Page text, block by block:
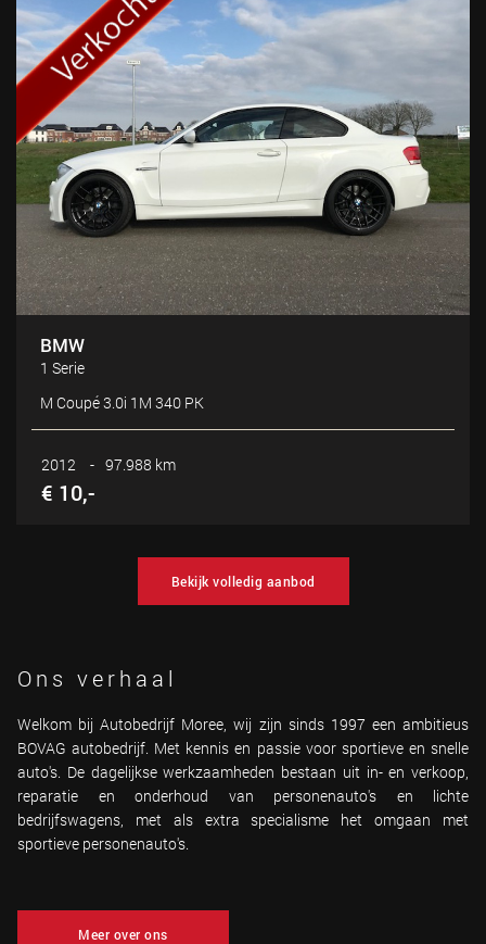
BMW
1 Serie
M Coupé 3.0i 1M 340 PK
2012 - 97.988 km
€ 10,-
Bekijk volledig aanbod
Ons verhaal
Welkom bij Autobedrijf Moree, wij zijn sinds 1997 een ambitieus
BOVAG autobedrijf. Met kennis en passie voor sportieve en snelle
auto's. De dagelijkse werkzaamheden bestaan uit in- en verkoop,
reparatie en onderhoud van personenauto's en lichte
bedrijfswagens, met als extra specialisme het omgaan met
sportieve personenauto's.
Meer over ons